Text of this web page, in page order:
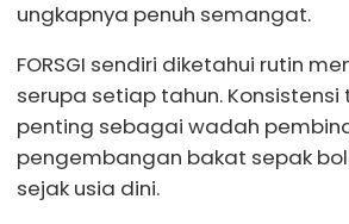
ungkapnya penuh semangat.
FORSGI sendiri diketahui rutin
serupa setiap tahun.
penting sebagai wadah
pengembangan bakat sepak
sejak usia dini.